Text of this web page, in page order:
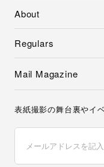
About
Regulars
Mail Magazine
表紙撮影の舞台裏やイ